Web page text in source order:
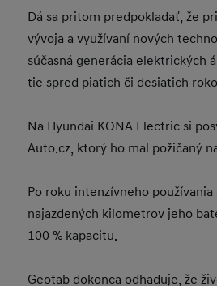
Dá sa pritom predpokladať, že
vývoja a využívaní nových
súčasná generácia elektrických
tie spred piatich či desiatich
Na Hyundai KONA Electric si
Auto.cz, ktorý ho mal požičaný
Po roku intenzívneho
najazdených kilometrov jeho
100 % kapacitu.
Geotab dokonca odhaduje, že